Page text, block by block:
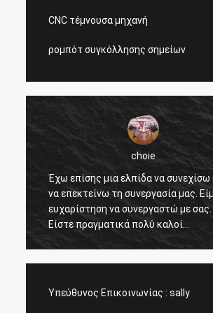
CNC τέμνουσα μηχανή
ρομπότ συγκόλλησης σημείων
choie
Έχω επίσης μια ελπίδα να συνεχίσω
να επεκτείνω τη συνεργασία μας.
ευχαρίστηση να συνεργαστώ με σας.
Είστε πραγματικά πολύ καλοί
επαγγελματικοί και μας
πράγμα.
Υπεύθυνος Επικοινωνίας : sally